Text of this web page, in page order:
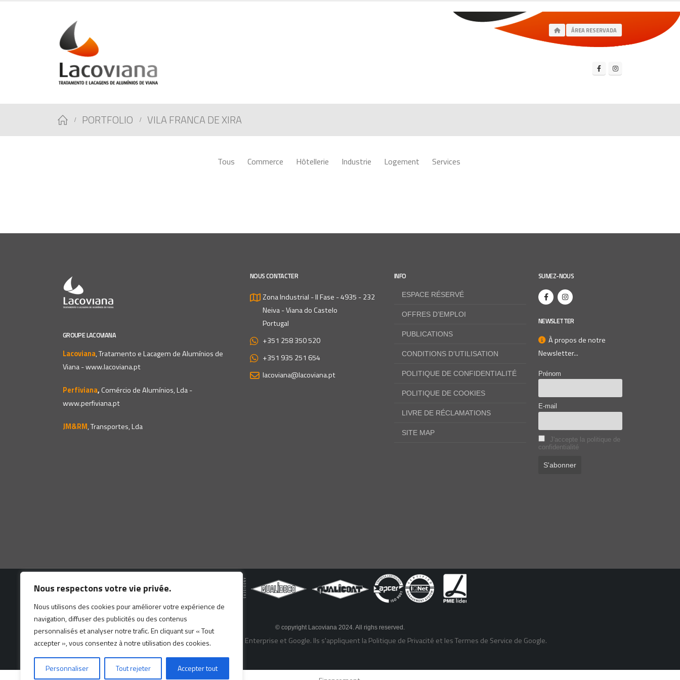
Nous respectons votre vie privée.
Nous utilisons des cookies pour améliorer votre expérience de
navigation, diffuser des publicités ou des contenus
personnalisés et analyser notre trafic. En cliquant sur « Tout
accepter », vous consentez à notre utilisation des cookies.
Personnaliser Tout rejeter Accepter tout
ÁREA RESERVADA
PORTFOLIO VILA FRANCA DE XIRA
Tous Commerce Hôtellerie Industrie Logement Services
GROUPE LACOVIANA
Lacoviana, Tratamento e Lacagem de Alumínios de
Viana -www.lacoviana.pt
Perfiviana, Comércio de Alumínios, Lda -
www.perfiviana.pt
JM&RM, Transportes, Lda
NOUS CONTACTER
Zona Industrial - II Fase - 4935 - 232
Neiva - Viana do Castelo
Portugal
+351 258 350 520
+351 935 251 654
lacoviana@lacoviana.pt
INFO
ESPACE RÉSERVÉ
OFFRES D’EMPLOI
PUBLICATIONS
CONDITIONS D’UTILISATION
POLITIQUE DE CONFIDENTIALITÉ
POLITIQUE DE COOKIES
LIVRE DE RÉCLAMATIONS
SITE MAP
SUIVEZ-NOUS
NEWSLETTER
À propos de notre
Newsletter...
Prénom
E-mail
J'accepte la politique de
confidentialité
© copyright Lacoviana 2024. All righs reserved.
Ce site est protégé par reCAPTCHA Enterprise et Google. Ils s'appliquent laPolitique de Privacité et lesTermes de Service de Google.